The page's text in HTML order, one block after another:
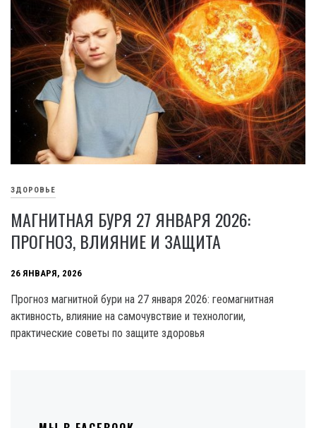
ЗДОРОВЬЕ
МАГНИТНАЯ БУРЯ 27 ЯНВАРЯ 2026:
ПРОГНОЗ, ВЛИЯНИЕ И ЗАЩИТА
26 ЯНВАРЯ, 2026
Прогноз магнитной бури на 27 января 2026: геомагнитная
активность, влияние на самочувствие и технологии,
практические советы по защите здоровья